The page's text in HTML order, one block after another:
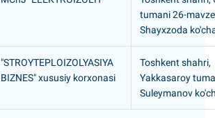
tumani 26-
Shayxzoda
"STROYTEPLOIZOLYASIYA
BIZNES" xususiy korxonasi
Toshkent shahri,
Yakkasaroy
Suleymanov